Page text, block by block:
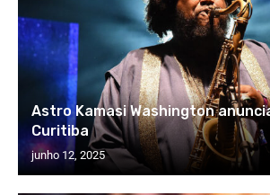
Astro Kamasi Washington
Curitiba
junho 12, 2025